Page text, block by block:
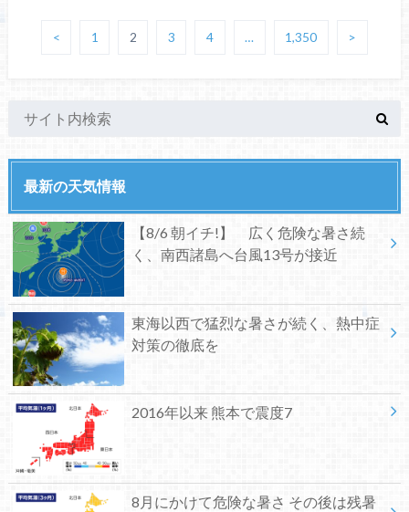
< 1 2 3 4 … 1,350 >
最新の天気情報
【8/6 朝イチ!】 広く危険な暑さ続
く、南西諸島へ台風13号が接近
東海以西で猛烈な暑さが続く、熱中症
対策の徹底を
2016年以来 熊本で震度7
8月にかけて危険な暑さ その後は残暑